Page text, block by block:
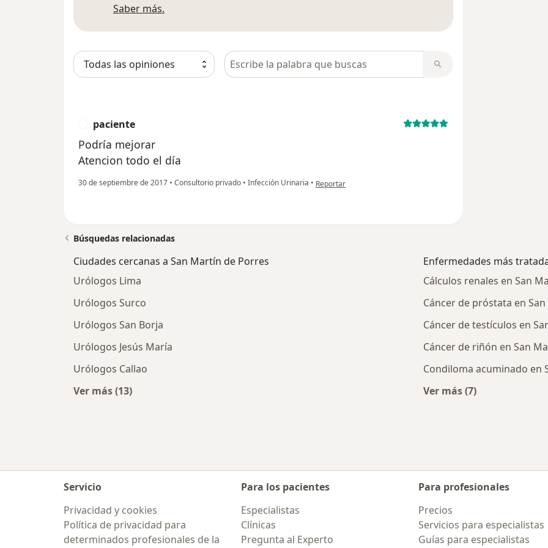
Saber más.
Busca en opiniones
paciente
Podría mejorar
Atencion todo el día
30 de septiembre de 2017 • Consultorio privado • Infección Urinaria • en opinión del usuario paciente
Reportar
Búsquedas relacionadas
Ciudades cercanas a San Martín de Porres
Urólogos Lima
Urólogos Surco
Urólogos San Borja
Urólogos Jesús María
Urólogos Callao
Ver más (13)
Enfermedades más
Cálculos renales en San
Cáncer de próstata en
Cáncer de testículos en
Cáncer de riñón en San
Condiloma acuminado en
Ver más (7)
Servicio
Privacidad y cookies
Política de privacidad para
determinados profesionales de la
Para los pacientes
Especialistas
Clínicas
Pregunta al Experto
Para profesionales
Precios
Servicios para especialistas
Guías para especialistas